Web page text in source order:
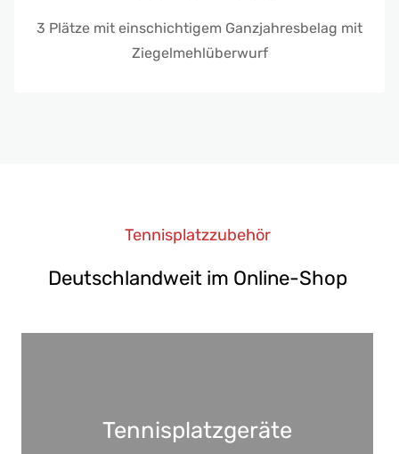
3 Plätze mit einschichtigem Ganzjahresbelag mit
Ziegelmehlüberwurf
Tennisplatzzubehör
Deutschlandweit im Online-Shop
Tennisplatzgeräte